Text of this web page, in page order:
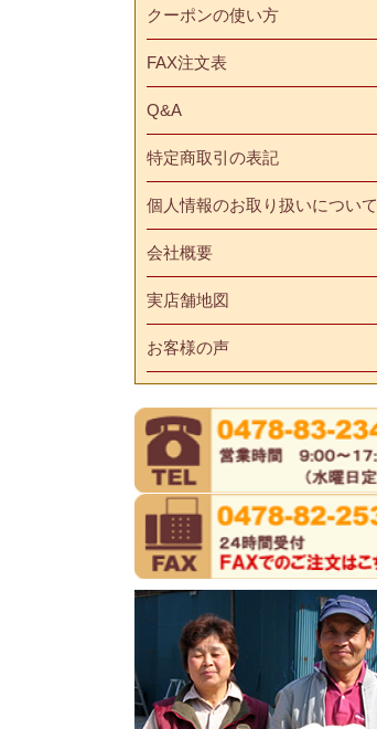
クーポンの使い方
FAX注文表
Q&A
特定商取引の表記
個人情報のお取り扱いについて
会社概要
実店舗地図
お客様の声